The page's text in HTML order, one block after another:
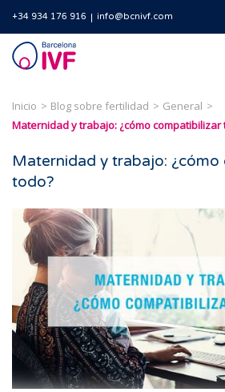
+34 934 176 916 info@bcnivf.com
Barcelona
IVF
Inicio Blog sobre fertilidad
General
Maternidad y trabajo: ¿cómo compatibilizar
Maternidad y trabajo: ¿cómo
todo?